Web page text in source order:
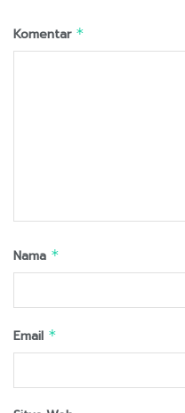
Komentar *
Nama *
Email *